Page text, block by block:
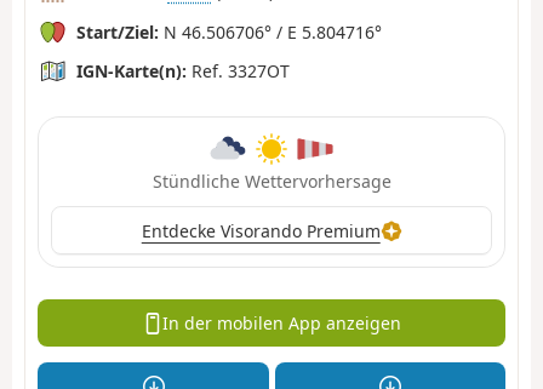
Start/Ziel: N 46.506706° / E 5.804716°
IGN-Karte(n): Ref. 3327OT
Stündliche Wettervorhersage
Entdecke Visorando Premium
In der mobilen App anzeigen